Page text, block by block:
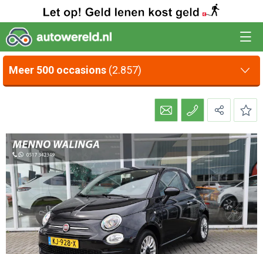
Meer 500 occasions (2.857)